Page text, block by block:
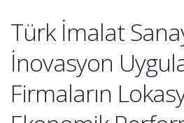
Türk İmalat
İnovasyon
Firmaların